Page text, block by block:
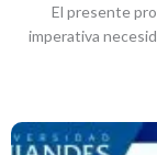
El presente
imperativa